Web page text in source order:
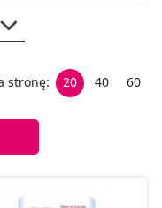
stronę: 20 40 60